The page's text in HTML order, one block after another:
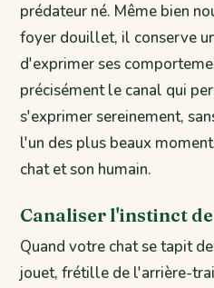
prédateur né. Même bien
foyer douillet, il conserve
d'exprimer ses
précisément le canal qui
s'exprimer sereinement,
l'un des plus beaux
chat et son humain.
Canaliser l'instinct de
Quand votre chat se tapit
jouet, frétille de l'arrière-